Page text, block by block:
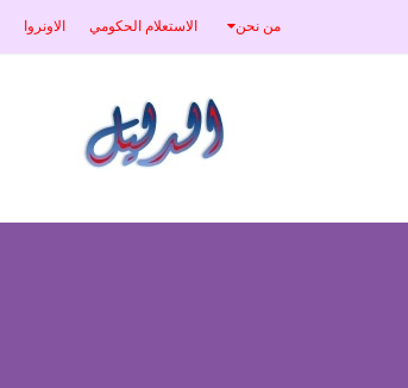
من نحن الاستعلام الحكومي الاونروا